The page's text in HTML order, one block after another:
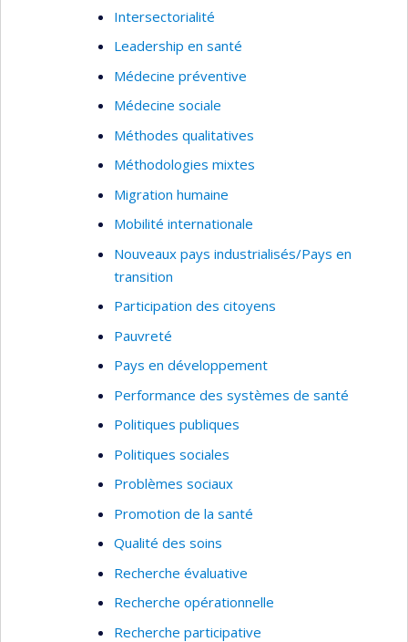
Intersectorialité
Leadership en santé
Médecine préventive
Médecine sociale
Méthodes qualitatives
Méthodologies mixtes
Migration humaine
Mobilité internationale
Nouveaux pays industrialisés/Pays en
transition
Participation des citoyens
Pauvreté
Pays en développement
Performance des systèmes de santé
Politiques publiques
Politiques sociales
Problèmes sociaux
Promotion de la santé
Qualité des soins
Recherche évaluative
Recherche opérationnelle
Recherche participative